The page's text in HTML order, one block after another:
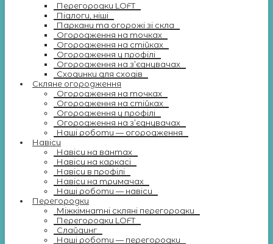
Перегородки LOFT
Підлоги, ніші
Паркани та огорожі зі скла
Огородження на точках
Огородження на стійках
Огородження у профілі
Огородження на з’єднувачах
Сходинки для сходів
Скляне огородження
Огородження на точках
Огородження на стійках
Огородження у профілі
Огородження на з’єднувачах
Наші роботи — огородження
Навіси
Навіси на вантах
Навіси на каркасі
Навіси в профілі
Навіси на тримачах
Наші роботи — навіси
Перегородки
Міжкімнатні скляні перегородки
Перегородки LOFT
Слайдинг
Наші роботи — перегородки